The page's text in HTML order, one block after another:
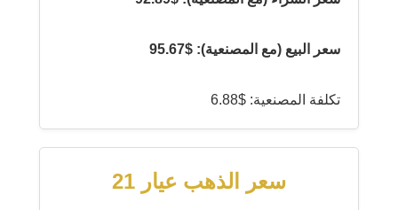
سعر البيع (مع المصنعية): $95.67
تكلفة المصنعية: $6.88
سعر الذهب عيار 21